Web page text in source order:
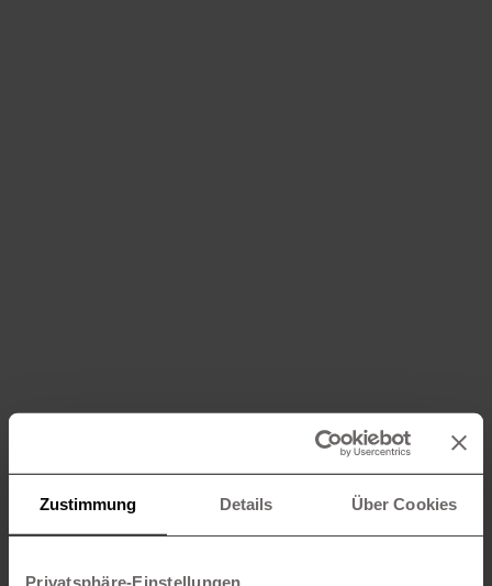
Zustimmung Details Über Cookies
Privatsphäre-Einstellungen